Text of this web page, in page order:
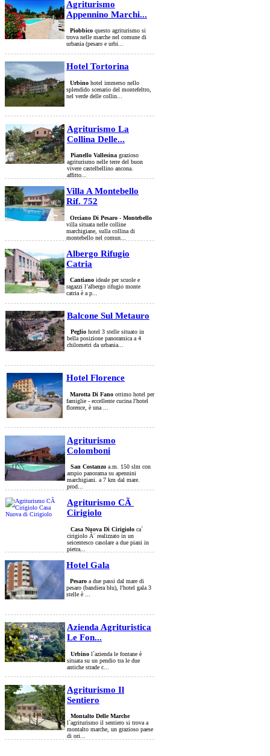
Agriturismo
Appennino Marchi...
Piobbico questo agriturismo si
trova nelle marche nel comune di
urbania (pesaro e urbi...
Hotel Tortorina
Urbino hotel immerso nello
splendido scenario del montefeltro,
nel verde delle collin...
Agriturismo La
Collina Delle...
Pianello Vallesina grazioso
agriturismo nelle terre del buon
vivere castelbellino ancona.
affitto...
Villa A Montebello
Rif. 752
Orciano Di Pesaro - Montebello
villa situata nelle colline
marchigiane, sulla collina di
montebello nel comun...
Albergo Rifugio
Catria
Cantiano ideale per scuole e
ragazzi l’albergo rifugio monte
catria è a p...
Balcone Sul Metauro
Peglio hotel 3 stelle situato in
bella posizione panoramica a 4
chilometri da urbania...
Hotel Florence
Marotta Di Fano ottimo hotel per
famiglie - eccellente cucina l'hotel
florence, è una ...
Agriturismo
Colomboni
San Costanzo a.m. 150 slm con
ampio panorama su apennini
marchigiani. a 7 km dal mare.
prod...
Agriturismo CÃ
Cirigiolo
Casa Nuova Di Cirigiolo ca`
cirigiolo Ã¨ realizzato in un
seicentesco casolare a due piani in
pietra...
Hotel Gala
Pesaro a due passi dal mare di
pesaro (bandiera blu), l'hotel gala 3
stelle è ...
Azienda Agrituristica
Le Fon...
Urbino l`azienda le fontane è
situata su un pendio tra le due
antiche strade c...
Agriturismo Il
Sentiero
Montalto Delle Marche
l`agriturismo il sentiero si trova a
montalto marche, un grazioso paese
di ori...